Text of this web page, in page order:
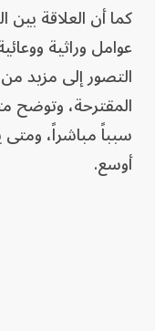
كما أن العلاقة
عوامل وراثية
التصور إلى مزيد
المقترحة، وتوضح
سبباً مباشراً،
أوسع.